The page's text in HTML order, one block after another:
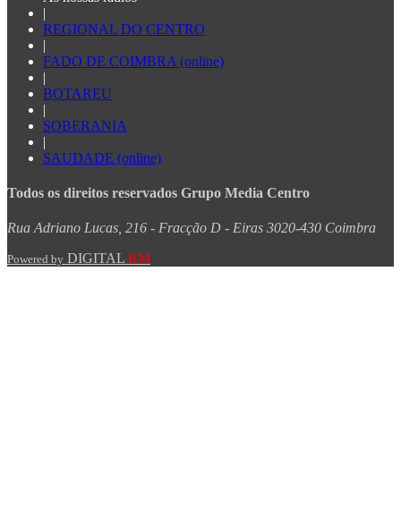
|
REGIONAL DO CENTRO
|
FADO DE COIMBRA (online)
|
BOTAREU
|
SOBERANIA
|
SAUDADE (online)
Todos os direitos reservados Grupo Media Centro
Rua Adriano Lucas, 216 - Fracção D - Eiras 3020-430 Coimbra
Powered by DIGITAL RM